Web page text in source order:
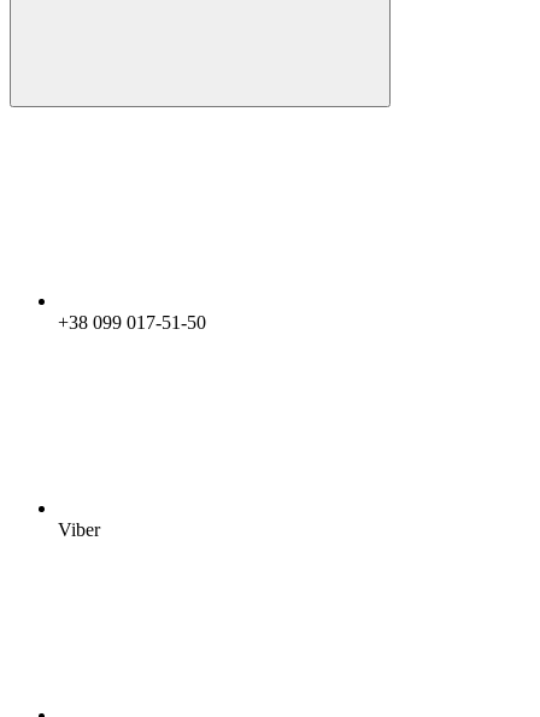
+38 099 017-51-50
Viber